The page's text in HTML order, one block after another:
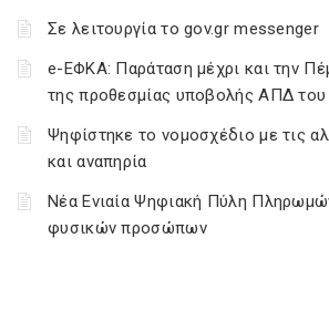
Σε λειτουργία το gov.gr messenger
e-ΕΦΚΑ: Παράταση μέχρι και την
της προθεσμίας υποβολής ΑΠΔ
Ψηφίστηκε το νομοσχέδιο με τις
και αναπηρία
Νέα Ενιαία Ψηφιακή Πύλη
φυσικών προσώπων